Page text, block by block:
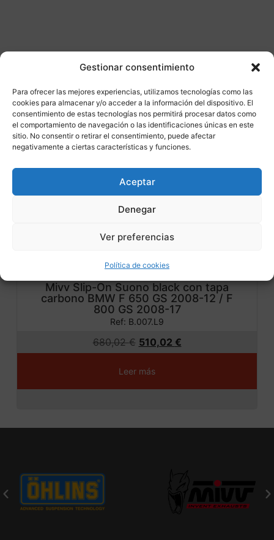
Gestionar consentimiento
Para ofrecer las mejores experiencias, utilizamos tecnologías como las
cookies para almacenar y/o acceder a la información del dispositivo. El
consentimiento de estas tecnologías nos permitirá procesar datos como
el comportamiento de navegación o las identificaciones únicas en este
sitio. No consentir o retirar el consentimiento, puede afectar
negativamente a ciertas características y funciones.
Aceptar
Denegar
Ver preferencias
Política de cookies
Otros productos
CONSULTAR DISPONIBILIDAD
Compatibilidad
Mivv Slip-On Suono black con tapa
carbono BMW F 650 GS 2008-12 / F
800 GS 2008-17
Ref: B.007.L9
680,02€ 510,02 €
Leer más